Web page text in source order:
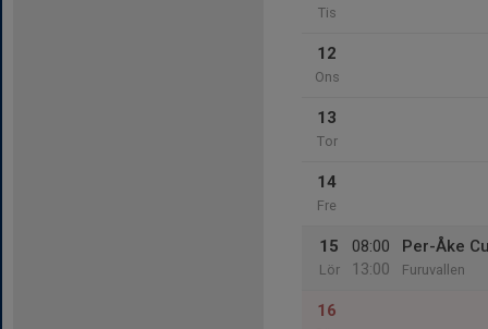
Tis
12
Ons
13
Tor
14
Fre
15
Lör
08:00
13:00
Per-Åke
Furuvallen
16